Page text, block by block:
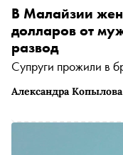
Александра Копылова
В Малайзии
долларов от
развод
Супруги прожили в